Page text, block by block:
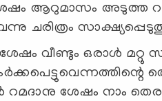
ശേഷം ആറുമാസം അടുത്ത
ചരിത്രം
വീണ്ടും ഒരാള്‍
റമദാനു ശേഷം നാം